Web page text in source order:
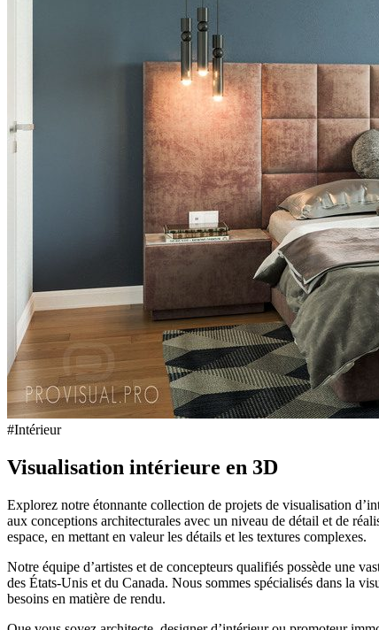
#Intérieur
Visualisation intérieure en 3D
Explorez notre étonnante collection de projets de visualisation
aux conceptions architecturales avec un niveau de détail et de
espace, en mettant en valeur les détails et les textures complexes.
Notre équipe d’artistes et de concepteurs qualifiés possède une
des États-Unis et du Canada. Nous sommes spécialisés dans la
besoins en matière de rendu.